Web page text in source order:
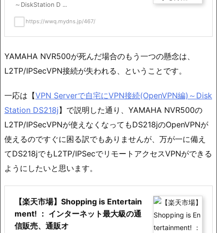
～DiskStation D ...
https://wwq.mydns.jp/467/
YAMAHA NVR500が死んだ場合のもう一つの懸念は、
L2TP/IPSecVPN接続が失われる、ということです。
一応は【VPN Serverで自宅にVPN接続(OpenVPN編)～Disk
Station DS218j】で説明した通り、YAMAHA NVR500の
L2TP/IPSecVPNが使えなくなってもDS218jのOpenVPNが
使えるのですぐに困る訳でもありませんが、万が一に備え
てDS218jでもL2TP/IPSecでリモートアクセスVPNができる
ようにしたいと思います。
【楽天市場】Shopping is Entertain
ment! ： インターネット最大級の通
信販売、通販オ